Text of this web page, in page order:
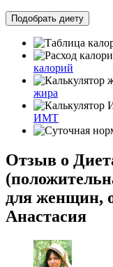
Подобрать диету
калорий
жира
ИМТ
Отзыв о
для женщин,
Анастасия